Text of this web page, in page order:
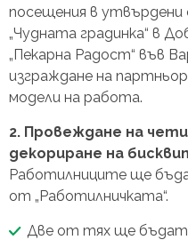
посещения в утвърдени
„Чудната градинка“ в
„Пекарна Радост“ във
изграждане на
модели на работа.
2. Провеждане на
декориране на
Работилниците ще
от „Работилничката“.
Две от тях ще бъдат